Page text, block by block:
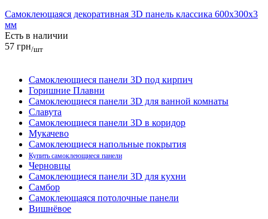
Самоклеющаяся декоративная 3D панель классика 600x300x3
мм
Есть в наличии
57 грн/шт
Самоклеющиеся панели 3D под кирпич
Горишние Плавни
Самоклеющиеся панели 3D для ванной комнаты
Славута
Самоклеющиеся панели 3D в коридор
Мукачево
Самоклеющиеся напольные покрытия
Купить самоклеющиеся панели
Черновцы
Самоклеющиеся панели 3D для кухни
Самбор
Самоклеющаяся потолочные панели
Вишнёвое